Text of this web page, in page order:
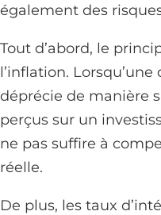
également des
Tout d’abord, le
l’inflation.
déprécie de manière
perçus sur un
ne pas suffire à
réelle.
De plus, les taux